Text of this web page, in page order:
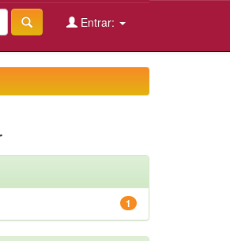
Entrar:
1